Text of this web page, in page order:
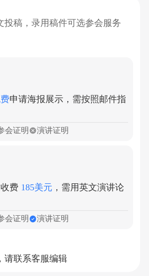
投稿，录用稿件可选参会服务
申请海报展示，需按照邮件指
会证明 演讲证明
费 185美元 ，需用英文演讲论
会证明 演讲证明
请联系客服编辑